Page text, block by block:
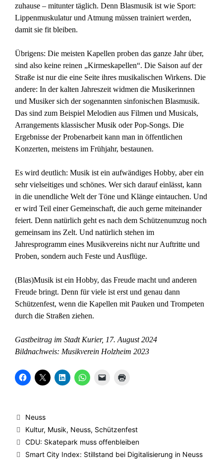
zuhause – mitunter täglich. Denn Blasmusik ist wie Sport:
Lippenmuskulatur und Atmung müssen trainiert werden,
damit sie fit bleiben.
Übrigens: Die meisten Kapellen proben das ganze Jahr über,
sind also keine reinen „Kirmeskapellen“. Die Saison auf der
Straße ist nur die eine Seite ihres musikalischen Wirkens. Die
andere: In der kalten Jahreszeit widmen die Musikerinnen
und Musiker sich der sogenannten sinfonischen Blasmusik.
Das sind zum Beispiel Melodien aus Filmen und Musicals,
Arrangements klassischer Musik oder Pop-Songs. Die
Ergebnisse der Probenarbeit kann man in öffentlichen
Konzerten, meistens im Frühjahr, bestaunen.
Es wird deutlich: Musik ist ein aufwändiges Hobby, aber ein
sehr vielseitiges und schönes. Wer sich darauf einlässt, kann
in die unendliche Welt der Töne und Klänge eintauchen. Und
er wird Teil einer Gemeinschaft, die auch gerne miteinander
feiert. Denn natürlich geht es nach dem Schützenumzug noch
gemeinsam ins Zelt. Und natürlich stehen im
Jahresprogramm eines Musikvereins nicht nur Auftritte und
Proben, sondern auch Feste und Ausflüge.
(Blas)Musik ist ein Hobby, das Freude macht und anderen
Freude bringt. Denn für viele ist erst und genau dann
Schützenfest, wenn die Kapellen mit Pauken und Trompeten
durch die Straßen ziehen.
Gastbeitrag im Stadt Kurier, 17. August 2024
Bildnachweis: Musikverein Holzheim 2023
K
l
u
m
a
u
f
F
a
K
l
m
a
u
f
X
K
l
u
f
L
i
K
l
u
m
a
u
f
u
m
e
n
u
m
A
u
s
Kategorien
Neuss
Schlagwörter
Kultur, Musik, Neuss, Schützenfest
CDU: Skatepark muss offenbleiben
Smart City Index: Stillstand bei Digitalisierung in Neuss